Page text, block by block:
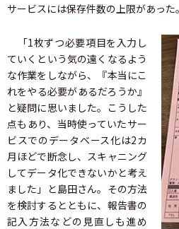
サービスには保存件数の上限があった。
「1枚ずつ必要項目を入力し
ていくという気の遠くなるよう
な作業をしながら、『本当にこ
れをやる必要があるだろうか』
と疑問に思いました。こうした
点もあり、当時使っていたサー
ビスでのデータベース化は2カ
月ほどで断念し、スキャニング
してデータ化できないかと考え
ました」と島田さん。その方法
を検討するとともに、報告書の
記入方法などの見直しも進め